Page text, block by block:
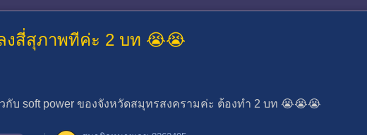
งสี่สุภาพทีค่ะ 2 บท 😭😭
วกับ soft power ของจังหวัดสมุทรสงครามค่ะ ต้องทำ 2 บท 😭😭😭